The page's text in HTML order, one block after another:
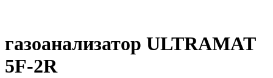
газоанализатор ULTRAMAT
5F-2R